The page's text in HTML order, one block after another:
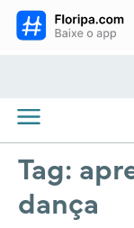
Tag:
dança